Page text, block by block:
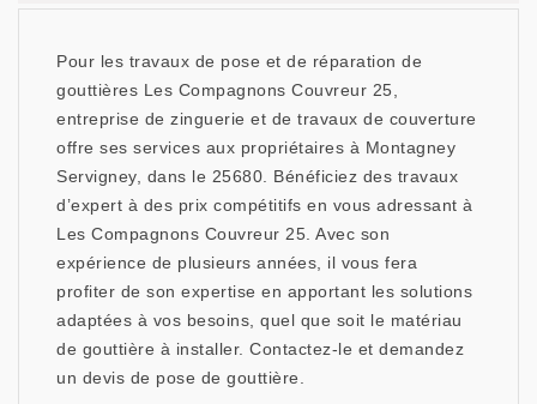
Pour les travaux de pose et de réparation de
gouttières Les Compagnons Couvreur 25,
entreprise de zinguerie et de travaux de couverture
offre ses services aux propriétaires à Montagney
Servigney, dans le 25680. Bénéficiez des travaux
d’expert à des prix compétitifs en vous adressant à
Les Compagnons Couvreur 25. Avec son
expérience de plusieurs années, il vous fera
profiter de son expertise en apportant les solutions
adaptées à vos besoins, quel que soit le matériau
de gouttière à installer. Contactez-le et demandez
un devis de pose de gouttière.